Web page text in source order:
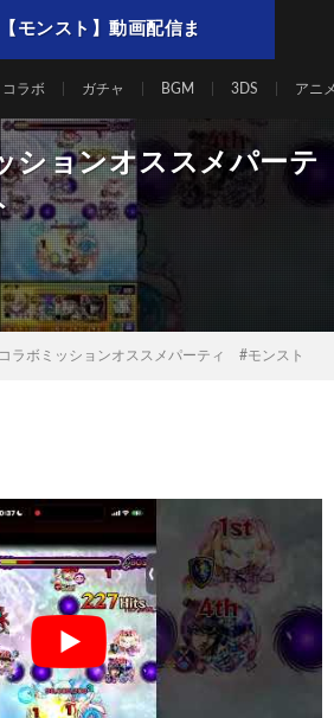
モンスト】動画配信ま
コラボ ガチャ BGM 3DS アニ
ションオススメパーテ
ラボミッションオススメパーティ #モンスト